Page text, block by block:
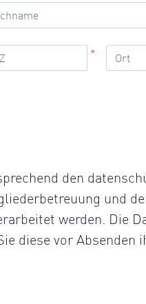
*
den
und
werden. Die
diese vor Absenden